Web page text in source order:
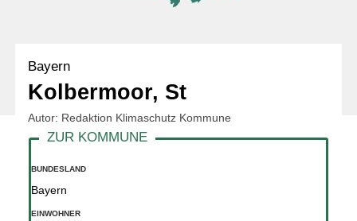
Bayern
Kolbermoor, St
Autor: Redaktion Klimaschutz Kommune
BUNDESLAND
Bayern
EINWOHNER